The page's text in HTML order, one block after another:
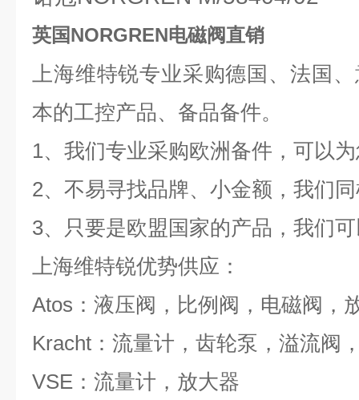
英国NORGREN电磁阀直销
上海维特锐专业采购德国、法国
本的工控产品、备品备件。
1、我们专业采购欧洲备件，可以
2、不易寻找品牌、小金额，我们
3、只要是欧盟国家的产品，我们
上海维特锐优势供应：
Atos：液压阀，比例阀，电磁阀，
Kracht：流量计，齿轮泵，溢流阀
VSE：流量计，放大器